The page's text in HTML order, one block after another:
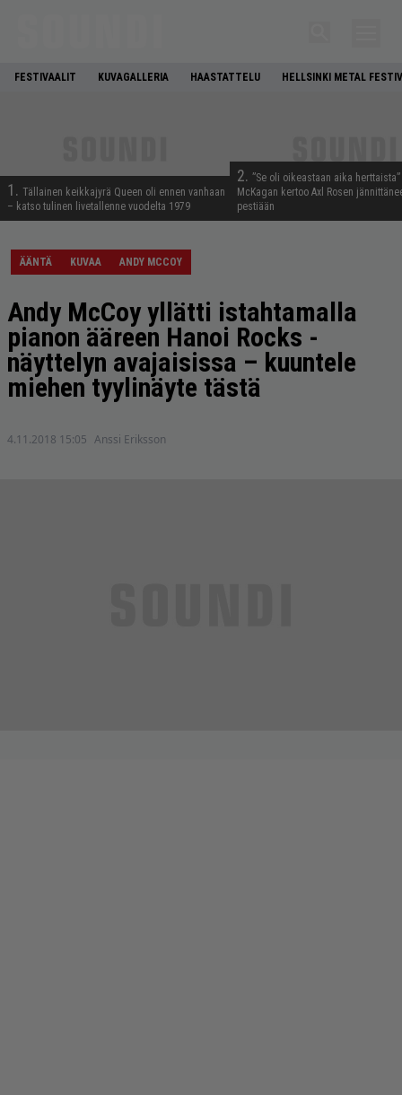
FESTIVAALIT KUVAGALLERIA HAASTATTELU HELLSINKI METAL
1. Tällainen keikkajyrä Queen oli ennen vanhaan
– katso tulinen livetallenne vuodelta 1979
2. ”Se oli oikeastaan aika
McKagan kertoo Axl Rosen
pestiään
ÄÄNTÄ KUVAA ANDY MCCOY
Andy McCoy yllätti istahtamalla
pianon ääreen Hanoi Rocks -
näyttelyn avajaisissa – kuuntele
miehen tyylinäyte tästä
4.11.2018 15:05 Anssi Eriksson